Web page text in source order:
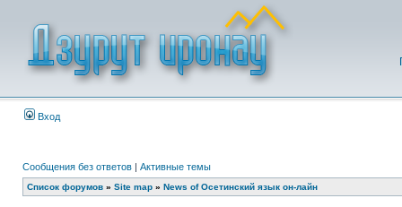
Вход
Сообщения без ответов | Активные темы
Список форумов » Site map » News of Осетинский язык он-лайн